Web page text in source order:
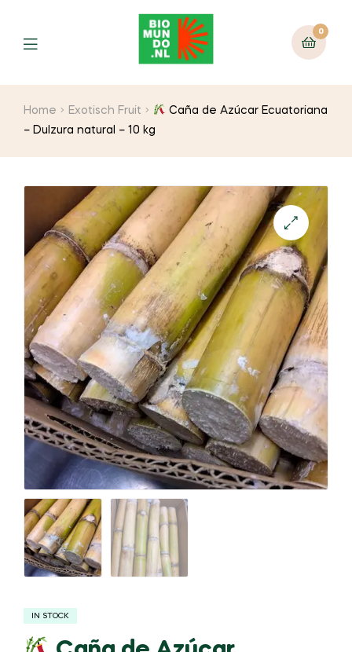
0
Home Exotisch Fruit
Caña de Azúcar Ecuatoriana
– Dulzura natural – 10 kg
IN STOCK